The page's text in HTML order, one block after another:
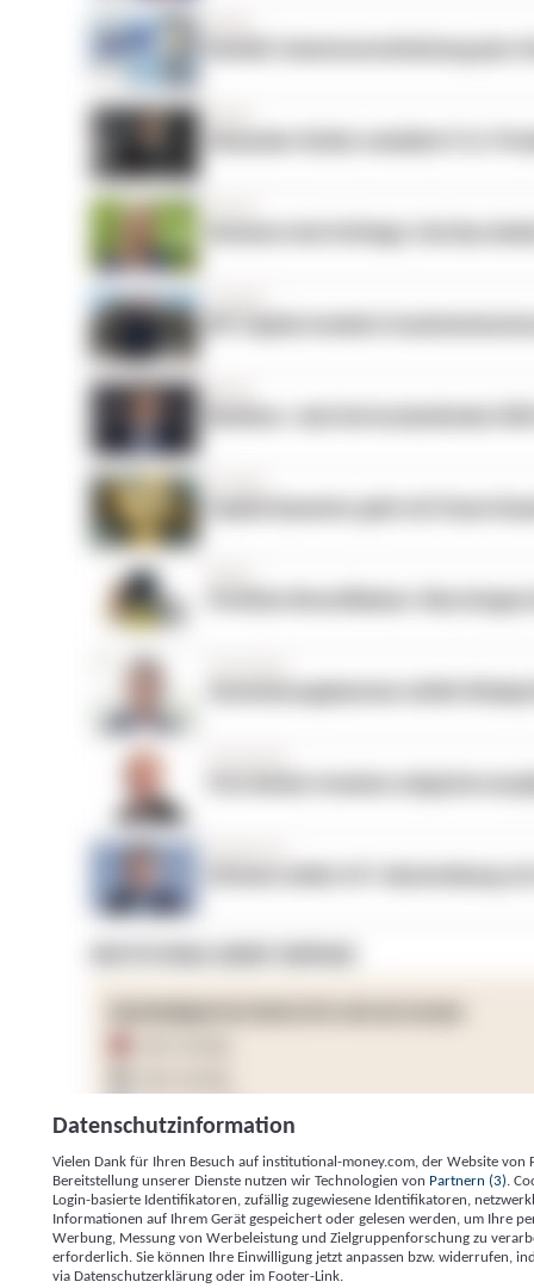
ImpressumDatenschutzerklärung
Datenschutzinformation
Vielen Dank für Ihren Besuch auf institutional-money.com, der Website von
Bereitstellung unserer Dienste nutzen wir Technologien von Partnern (3) .
Login-basierte Identifikatoren, zufällig zugewiesene Identifikatoren,
Informationen auf Ihrem Gerät gespeichert oder gelesen werden, um Ihre
Werbung, Messung von Werbeleistung und Zielgruppenforschung zu
erforderlich. Sie können Ihre Einwilligung jetzt anpassen bzw. widerrufen,
via Datenschutzerklärung oder im Footer-Link.